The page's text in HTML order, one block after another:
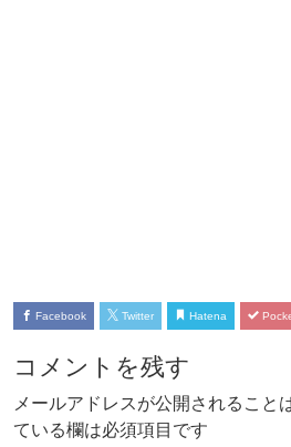
Facebook Twitter Hatena
コメントを残す
メールアドレスが公開されること
ている欄は必須項目です